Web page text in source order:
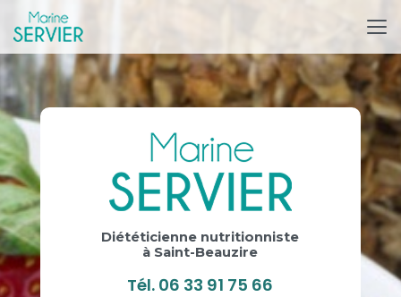
au
contenu
principal
Diététicienne nutritionniste
à Saint-Beauzire
Tél. 06 33 91 75 66